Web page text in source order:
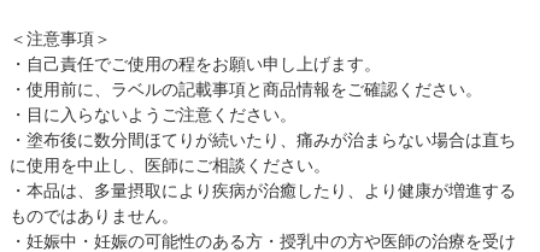
＜注意事項＞
・自己責任でご使用の程をお願い申し上げます。
・使用前に、ラベルの記載事項と商品情報をご確認ください。
・目に入らないようご注意ください。
・塗布後に数分間ほてりが続いたり、痛みが治まらない場合は直ち
に使用を中止し、医師にご相談ください。
・本品は、多量摂取により疾病が治癒したり、より健康が増進する
ものではありません。
・妊娠中・妊娠の可能性のある方・授乳中の方や医師の治療を受け